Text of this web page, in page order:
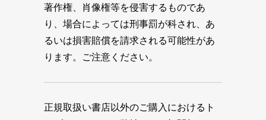
著作権、肖像権等を侵害するものであ
り、場合によっては刑事罰が科され、あ
るいは損害賠償を請求される可能性があ
ります。ご注意ください。
正規取扱い書店以外のご購入におけるト